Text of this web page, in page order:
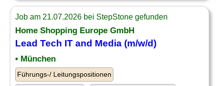
Job am 21.07.2026 bei StepStone gefunden
Home Shopping Europe GmbH
Lead Tech IT and Media (m/w/d)
• München
Führungs-/ Leitungspositionen